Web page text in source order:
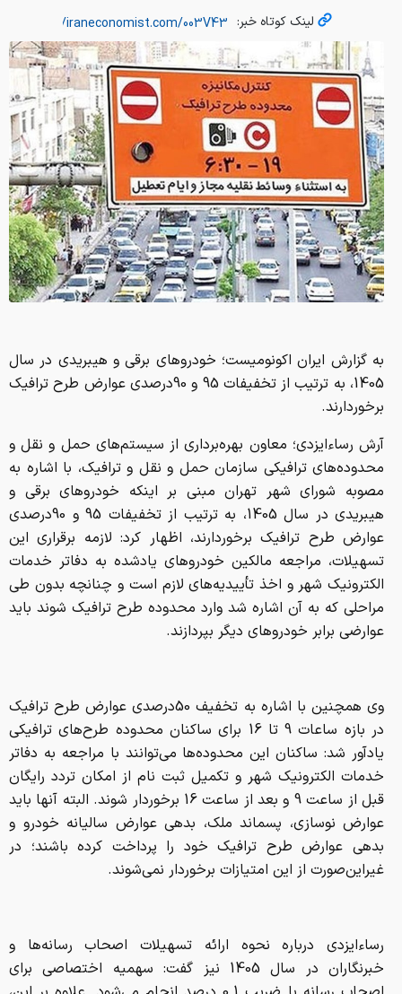
لینک کوتاه خبر:
به گزارش ایران اکونومیست؛ خودروهای برقی و هیبریدی در سال
1405، به ترتیب از تخفیفات 95 و 90درصدی عوارض طرح ترافیک
برخوردارند.
آرش رساءایزدی؛ معاون بهره‌برداری از سیستم‌های حمل و نقل و
محدوده‌های ترافیکی سازمان حمل و نقل و ترافیک، با اشاره به
مصوبه شورای شهر تهران مبنی بر اینکه خودروهای برقی و
هیبریدی در سال 1405، به ترتیب از تخفیفات 95 و 90درصدی
عوارض طرح ترافیک برخوردارند، اظهار کرد: لازمه برقراری این
تسهیلات، مراجعه مالکین خودروهای یادشده به دفاتر خدمات
الکترونیک شهر و اخذ تأییدیه‌های لازم است و چنانچه بدون طی
مراحلی که به آن اشاره شد وارد محدوده طرح ترافیک شوند باید
عوارضی برابر خودروهای دیگر بپردازند.
وی همچنین با اشاره به تخفیف 50درصدی عوارض طرح ترافیک
در بازه ساعات 9 تا 16 برای ساکنان محدوده طرح‌های ترافیکی
یادآور شد: ساکنان این محدوده‌ها می‌توانند با مراجعه به دفاتر
خدمات الکترونیک شهر و تکمیل ثبت نام از امکان تردد رایگان
قبل از ساعت 9 و بعد از ساعت 16 برخوردار شوند. البته آنها باید
عوارض نوسازی، پسماند ملک، بدهی عوارض سالیانه خودرو و
بدهی عوارض طرح ترافیک خود را پرداخت کرده باشند؛ در
غیراین‌صورت از این امتیازات برخوردار نمی‌شوند.
رساءایزدی درباره نحوه ارائه تسهیلات اصحاب رسانه‌ها و
خبرنگاران در سال 1405 نیز گفت: سهمیه اختصاصی برای